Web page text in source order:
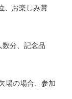
、お楽しみ賞
分、記念品
場の場合、参加